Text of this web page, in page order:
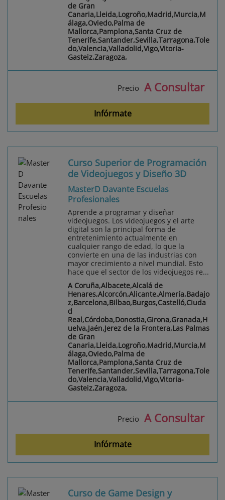
de Gran
Canaria,Lleida,Logroño,Madrid,Murcia,M
álaga,Oviedo,Palma de
Mallorca,Pamplona,Santa Cruz de
Tenerife,Santander,Sevilla,Tarragona,Tole
do,Valencia,Valladolid,Vigo,Vitoria-
Gasteiz,Zaragoza,
Precio A Consultar
Infórmate
Curso Superior de Programación
de Videojuegos y Diseño 3D
MasterD Davante Escuelas
Profesionales
Aprende a programar y diseñar
videojuegos. Los videojuegos y el arte
digital son la principal forma de
entretenimiento actualmente en
cualquier rango de edad, lo que la
convierte en una de las industrias con
mayor crecimiento a nivel mundial. Esto
hace que el sector de los videojuegos re...
A Coruña,Albacete,Alcalá de
Henares,Alcorcón,Alicante,Almería,Badajo
z,Barcelona,Bilbao,Burgos,Castelló,Ciuda
d
Real,Córdoba,Donostia,Girona,Granada,H
uelva,Jaén,Jerez de la Frontera,Las Palmas
de Gran
Canaria,Lleida,Logroño,Madrid,Murcia,M
álaga,Oviedo,Palma de
Mallorca,Pamplona,Santa Cruz de
Tenerife,Santander,Sevilla,Tarragona,Tole
do,Valencia,Valladolid,Vigo,Vitoria-
Gasteiz,Zaragoza,
Precio A Consultar
Infórmate
Curso de Game Design y